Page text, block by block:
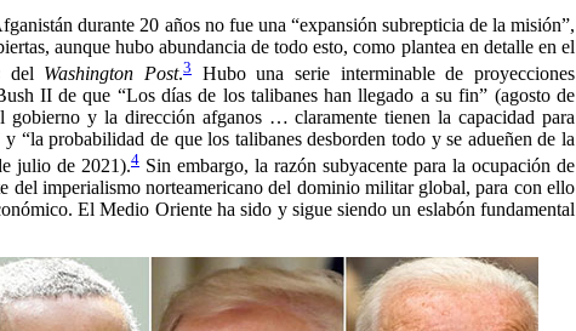
durante 20 años no fue una “expansión subrepticia de la misión”,
aunque hubo abundancia de todo esto, como plantea en detalle en el
del Washington Post.3
Hubo una serie interminable de proyecciones
II de que “Los días de los talibanes han llegado a su fin” (agosto de
gobierno y la dirección afganos … claramente tienen la capacidad para
“la probabilidad de que los talibanes desborden todo y se adueñen de la
julio de 2021).4 Sin embargo, la razón subyacente para la ocupación de
del imperialismo norteamericano del dominio militar global, para con ello
El Medio Oriente ha sido y sigue siendo un eslabón fundamental